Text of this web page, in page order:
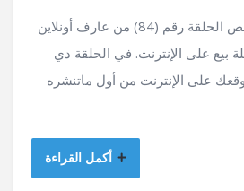
اهلا و سهلا بيك في ملخص الحلقة رقم (84) من عارف أونلاين
من سلسلة بيع على الإنترنت. في الحلقة دي
على الإنترنت من أول ماتنشره
أكمل القراءة